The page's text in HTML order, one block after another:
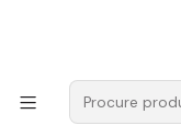
Produtores
Wine & Soul Quinta
2021 Douro Tinto